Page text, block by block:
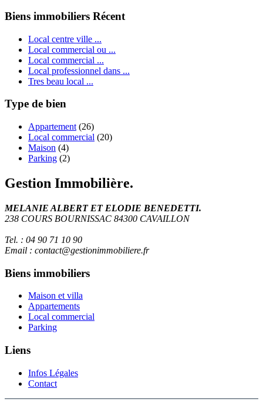
Biens immobiliers Récent
Local centre ville ...
Local commercial ou ...
Local commercial ...
Local professionnel dans ...
Tres beau local ...
Type de bien
Appartement (26)
Local commercial (20)
Maison (4)
Parking (2)
Gestion Immobilière.
MELANIE ALBERT ET ELODIE BENEDETTI.
238 COURS BOURNISSAC 84300 CAVAILLON
Tel. : 04 90 71 10 90
Email : contact@gestionimmobiliere.fr
Biens immobiliers
Maison et villa
Appartements
Local commercial
Parking
Liens
Infos Légales
Contact